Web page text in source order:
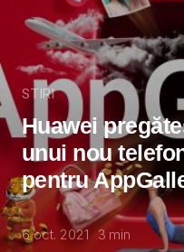
STIRI
Huawei
unui nou
pentru
6 oct. 2021 3 min